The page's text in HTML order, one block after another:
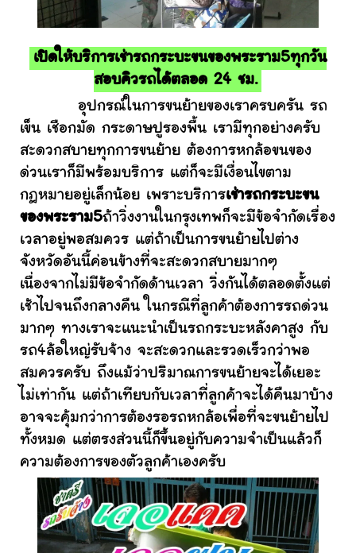
เปิดให้บริการเช่ารถกระบะขนของพระราม5ทุกวัน
สอบคิวรถได้ตลอด 24 ชม.
อุปกรณ์ในการขนย้ายของเราครบครัน รถ
เข็น เชือกมัด กระดาษปูรองพื้น เรามีทุกอย่างครับ
สะดวกสบายทุกการขนย้าย ต้องการหกล้อขนของ
ด่วนเราก็มีพร้อมบริการ แต่ก็จะมีเงื่อนไขตาม
กฎหมายอยู่เล็กน้อย เพราะบริการเช่ารถกระบะขน
ของพระราม5ถ้าวิ่งงานในกรุงเทพก็จะมีข้อจำกัดเรื่อง
เวลาอยู่พอสมควร แต่ถ้าเป็นการขนย้ายไปต่าง
จังหวัดอันนี้ค่อนข้างที่จะสะดวกสบายมากๆ
เนื่องจากไม่มีข้อจำกัดด้านเวลา วิ่งกันได้ตลอดตั้งแต่
เช้าไปจนถึงกลางคืน ในกรณีที่ลูกค้าต้องการรถด่วน
มากๆ ทางเราจะแนะนำเป็นรถกระบะหลังคาสูง กับ
รถ4ล้อใหญ่รับจ้าง จะสะดวกและรวดเร็วกว่าพอ
สมควรครับ ถึงแม้ว่าปริมาณการขนย้ายจะได้เยอะ
ไม่เท่ากัน แต่ถ้าเทียบกับเวลาที่ลูกค้าจะได้คืนมาบ้าง
อาจจะคุ้มกว่าการต้องรอรถหกล้อเพื่อที่จะขนย้ายไป
ทั้งหมด แต่ตรงส่วนนี้ก็ขึ้นอยู่กับความจำเป็นแล้วก็
ความต้องการของตัวลูกค้าเองครับ